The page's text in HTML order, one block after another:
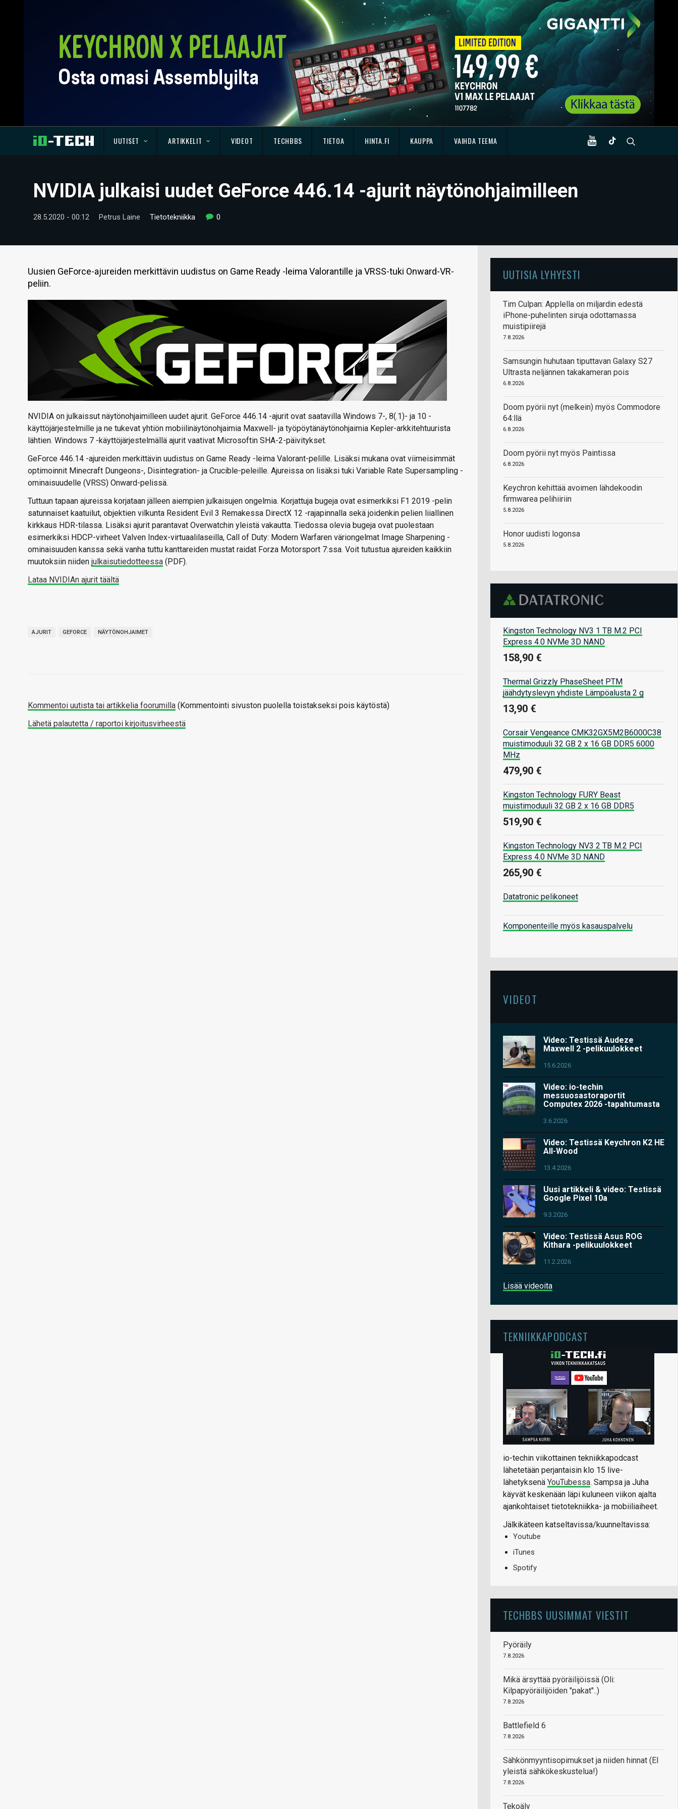
UUTISET ARTIKKELIT VIDEOT TECHBBS TIETOA HINTA.FI KAUPPA VAIHDA TEEMA
NVIDIA julkaisi uudet GeForce 446.14 -ajurit näytönohjaimilleen
28.5.2020 - 00:12 Petrus Laine Tietotekniikka 0
Uusien GeForce-ajureiden merkittävin uudistus on Game Ready -leima Valorantille ja VRSS-tuki Onward-VR-
peliin.
NVIDIA on julkaissut näytönohjaimilleen uudet ajurit. GeForce 446.14 -ajurit ovat saatavilla Windows 7-, 8(.1)- ja 10 -
käyttöjärjestelmille ja ne tukevat yhtiön mobiilinäytönohjaimia Maxwell- ja työpöytänäytönohjaimia Kepler-arkkitehtuurista
lähtien. Windows 7 -käyttöjärjestelmällä ajurit vaativat Microsoftin SHA-2-päivitykset.
GeForce 446.14 -ajureiden merkittävin uudistus on Game Ready -leima Valorant-pelille. Lisäksi mukana ovat viimeisimmät
optimoinnit Minecraft Dungeons-, Disintegration- ja Crucible-peleille. Ajureissa on lisäksi tuki Variable Rate Supersampling -
ominaisuudelle (VRSS) Onward-pelissä.
Tuttuun tapaan ajureissa korjataan jälleen aiempien julkaisujen ongelmia. Korjattuja bugeja ovat esimerkiksi F1 2019 -pelin
satunnaiset kaatuilut, objektien vilkunta Resident Evil 3 Remakessa DirectX 12 -rajapinnalla sekä joidenkin pelien liiallinen
kirkkaus HDR-tilassa. Lisäksi ajurit parantavat Overwatchin yleistä vakautta. Tiedossa olevia bugeja ovat puolestaan
esimerkiksi HDCP-virheet Valven Index-virtuaalilaseilla, Call of Duty: Modern Warfaren väriongelmat Image Sharpening -
ominaisuuden kanssa sekä vanha tuttu kanttareiden mustat raidat Forza Motorsport 7:ssa. Voit tutustua ajureiden kaikkiin
muutoksiin niiden julkaisutiedotteessa (PDF).
Lataa NVIDIAn ajurit täältä
AJURIT GEFORCE NÄYTÖNOHJAIMET
Kommentoi uutista tai artikkelia foorumilla (Kommentointi sivuston puolella toistakseksi pois käytöstä)
Lähetä palautetta / raportoi kirjoitusvirheestä
UUTISIA LYHYESTI
Tim Culpan: Applella on miljardin edestä
iPhone-puhelinten siruja odottamassa
muistipiirejä
7.8.2026
Samsungin huhutaan tiputtavan Galaxy S27
Ultrasta neljännen takakameran pois
6.8.2026
Doom pyörii nyt (melkein) myös Commodore
64:llä
6.8.2026
Doom pyörii nyt myös Paintissa
6.8.2026
Keychron kehittää avoimen lähdekoodin
firmwarea pelihiiriin
5.8.2026
Honor uudisti logonsa
5.8.2026
Kingston Technology NV3 1 TB M.2 PCI
Express 4.0 NVMe 3D NAND
158,90 €
Thermal Grizzly PhaseSheet PTM
jäähdytyslevyn yhdiste Lämpöalusta 2 g
13,90 €
Corsair Vengeance CMK32GX5M2B6000C38
muistimoduuli 32 GB 2 x 16 GB DDR5 6000
MHz
479,90 €
Kingston Technology FURY Beast
muistimoduuli 32 GB 2 x 16 GB DDR5
519,90 €
Kingston Technology NV3 2 TB M.2 PCI
Express 4.0 NVMe 3D NAND
265,90 €
Datatronic pelikoneet
Komponenteille myös kasauspalvelu
VIDEOT
Video: Testissä Audeze
Maxwell 2 -pelikuulokkeet
15.6.2026
Video: io-techin
messuosastoraportit
Computex 2026 -tapahtumasta
3.6.2026
Video: Testissä Keychron K2 HE
All-Wood
13.4.2026
Uusi artikkeli & video: Testissä
Google Pixel 10a
9.3.2026
Video: Testissä Asus ROG
Kithara -pelikuulokkeet
11.2.2026
Lisää videoita
TEKNIIKKAPODCAST
io-techin viikottainen tekniikkapodcast
lähetetään perjantaisin klo 15 live-
lähetyksenä YouTubessa. Sampsa ja Juha
käyvät keskenään läpi kuluneen viikon ajalta
ajankohtaiset tietotekniikka- ja mobiiliaiheet.
Jälkikäteen katseltavissa/kuunneltavissa:
Youtube
iTunes
Spotify
TECHBBS UUSIMMAT VIESTIT
Pyöräily
7.8.2026
Mikä ärsyttää pyöräilijöissä (Oli:
Kilpapyöräilijöiden "pakat"..)
7.8.2026
Battlefield 6
7.8.2026
Sähkönmyyntisopimukset ja niiden hinnat (EI
yleistä sähkökeskustelua!)
7.8.2026
Tekoäly